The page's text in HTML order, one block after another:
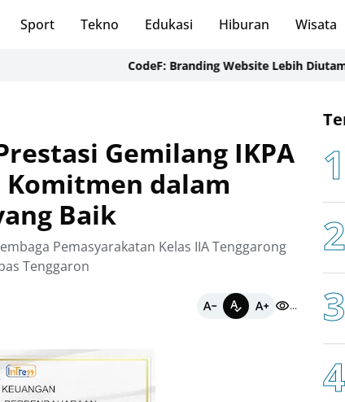
Sport Tekno Edukasi Hiburan Wisata
CodeF: Branding Website Lebih Diutamakan
Gemilang IKPA
dalam
Baik
Pemasyarakatan Kelas IIA Tenggarong
Tenggaron
...